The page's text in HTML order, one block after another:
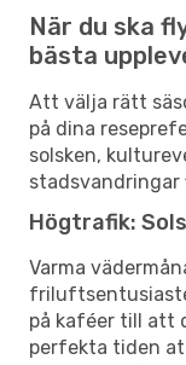
När du ska
bästa
Att välja rätt
på dina
solsken,
Högtrafik:
Varma
på kaféer till att
perfekta tiden